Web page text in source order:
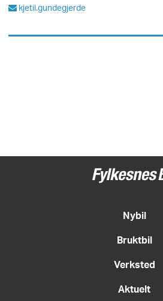
kjetil.gundegjerde
Nybil
Bruktbil
Verksted
Aktuelt